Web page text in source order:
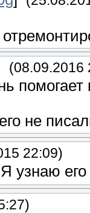
(08.09.2016
не
22:09)
узнаю